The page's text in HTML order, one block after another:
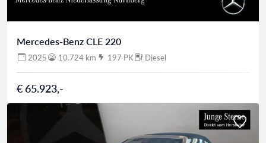
Mercedes-Benz CLE 220
2025 10.724 km 197 PK Diesel
€ 65.923,-